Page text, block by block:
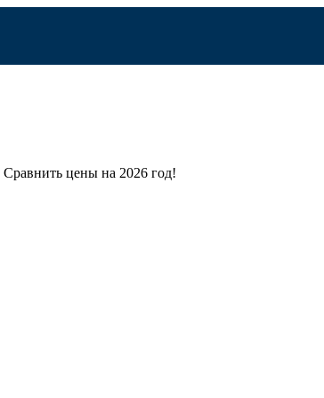
Сравнить цены на 2026 год!